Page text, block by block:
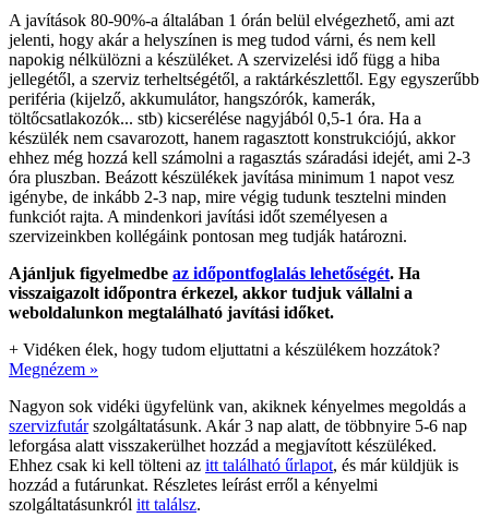
A javítások 80-90%-a általában 1 órán belül elvégezhető, ami azt
jelenti, hogy akár a helyszínen is meg tudod várni, és nem kell
napokig nélkülözni a készüléket. A szervizelési idő függ a hiba
jellegétől, a szerviz terheltségétől, a raktárkészlettől. Egy egyszerűbb
periféria (kijelző, akkumulátor, hangszórók, kamerák,
töltőcsatlakozók... stb) kicserélése nagyjából 0,5-1 óra. Ha a
készülék nem csavarozott, hanem ragasztott konstrukciójú, akkor
ehhez még hozzá kell számolni a ragasztás száradási idejét, ami 2-3
óra pluszban. Beázott készülékek javítása minimum 1 napot vesz
igénybe, de inkább 2-3 nap, mire végig tudunk tesztelni minden
funkciót rajta. A mindenkori javítási időt személyesen a
szervizeinkben kollégáink pontosan meg tudják határozni.
Ajánljuk figyelmedbe az időpontfoglalás lehetőségét. Ha
visszaigazolt időpontra érkezel, akkor tudjuk vállalni a
weboldalunkon megtalálható javítási időket.
+ Vidéken élek, hogy tudom eljuttatni a készülékem hozzátok?
Megnézem »
Nagyon sok vidéki ügyfelünk van, akiknek kényelmes megoldás a
szervizfutárszolgáltatásunk. Akár 3 nap alatt, de többnyire 5-6 nap
leforgása alatt visszakerülhet hozzád a megjavított készüléked.
Ehhez csak ki kell tölteni az itt található űrlapot, és már küldjük is
hozzád a futárunkat. Részletes leírást erről a kényelmi
szolgáltatásunkról itt találsz.